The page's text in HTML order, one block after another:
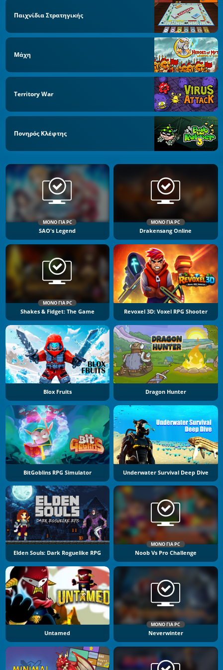
Παιχνίδια Στρατηγικής
Μάχη
Territory War
Πονηρός Κλέφτης
ΜΌΝΟ ΓΙΑ PC
SAO's Legend
ΜΌΝΟ ΓΙΑ PC
Drakensang Online
ΜΌΝΟ ΓΙΑ PC
Shakes & Fidget: The Game Revoxel 3D: Voxel RPG Shooter
Blox Fruits Dragon Hunter
BitGoblins RPG Simulator Underwater Survival Deep Dive
Elden Souls: Dark Roguelike RPG
ΜΌΝΟ ΓΙΑ PC
Noob Vs Pro Challenge
Untamed
ΜΌΝΟ ΓΙΑ PC
Neverwinter